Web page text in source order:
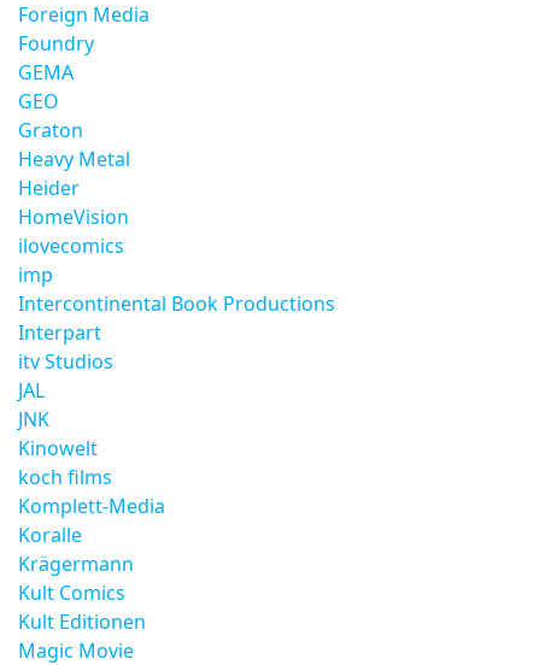
Foreign Media
Foundry
GEMA
GEO
Graton
Heavy Metal
Heider
HomeVision
ilovecomics
imp
Intercontinental Book Productions
Interpart
itv Studios
JAL
JNK
Kinowelt
koch films
Komplett-Media
Koralle
Krägermann
Kult Comics
Kult Editionen
Magic Movie